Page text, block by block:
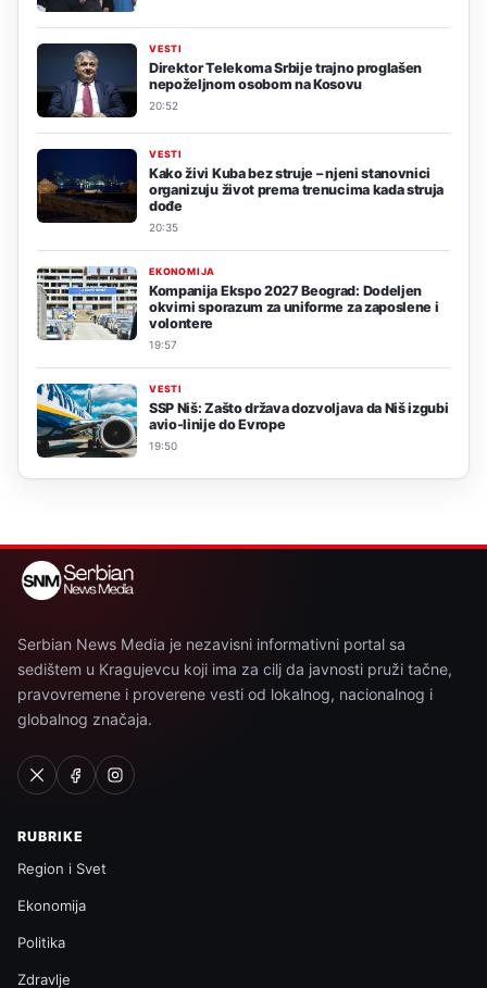
VESTI
Direktor Telekoma Srbije trajno proglašen
nepoželjnom osobom na Kosovu
20:52
VESTI
Kako živi Kuba bez struje – njeni stanovnici
organizuju život prema trenucima kada struja
dođe
20:35
EKONOMIJA
Kompanija Ekspo 2027 Beograd: Dodeljen
okvirni sporazum za uniforme za zaposlene i
volontere
19:57
VESTI
SSP Niš: Zašto država dozvoljava da Niš izgubi
avio-linije do Evrope
19:50
Serbian News Media je nezavisni informativni portal sa
sedištem u Kragujevcu koji ima za cilj da javnosti pruži tačne,
pravovremene i proverene vesti od lokalnog, nacionalnog i
globalnog značaja.
RUBRIKE
Region i Svet
Ekonomija
Politika
Zdravlje